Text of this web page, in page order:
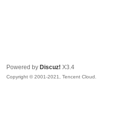
Powered by Discuz! X3.4
Copyright © 2001-2021, Tencent Cloud.